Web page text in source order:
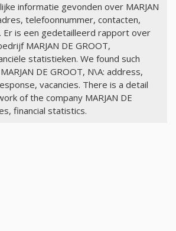
informatie gevonden over MARJAN
telefoonnummer, contacten,
Er is een gedetailleerd rapport over
MARJAN DE GROOT,
statistieken. We found such
DE GROOT, N\A: address,
vacancies. There is a detail
of the company MARJAN DE
financial statistics.